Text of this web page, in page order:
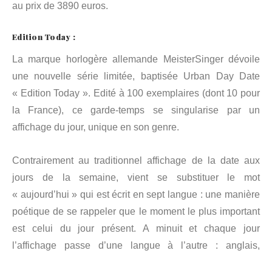
au prix de 3890 euros.
Edition Today :
La marque horlogère allemande MeisterSinger dévoile
une nouvelle série limitée, baptisée Urban Day Date
« Edition Today ». Edité à 100 exemplaires (dont 10 pour
la France), ce garde-temps se singularise par un
affichage du jour, unique en son genre.
Contrairement au traditionnel affichage de la date aux
jours de la semaine, vient se substituer le mot
« aujourd’hui » qui est écrit en sept langue : une manière
poétique de se rappeler que le moment le plus important
est celui du jour présent. A minuit et chaque jour
l’affichage passe d’une langue à l’autre : anglais,